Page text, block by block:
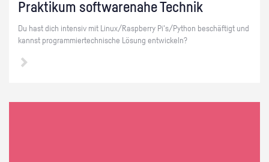
Prak­ti­kum soft­ware­na­he Tech­nik
Du hast dich in­ten­siv mit Linux/Raspber­ry Pi's/Py­thon be­schäf­tigt und
kannst pro­gram­mier­tech­ni­sche Lö­sung ent­wi­ckeln?